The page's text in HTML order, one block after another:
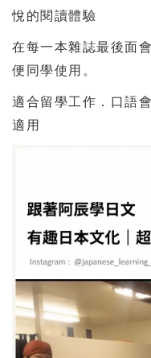
悅的閱讀體驗
在每一本雜誌最後面
便同學使用。
適合留學工作．口語
適用